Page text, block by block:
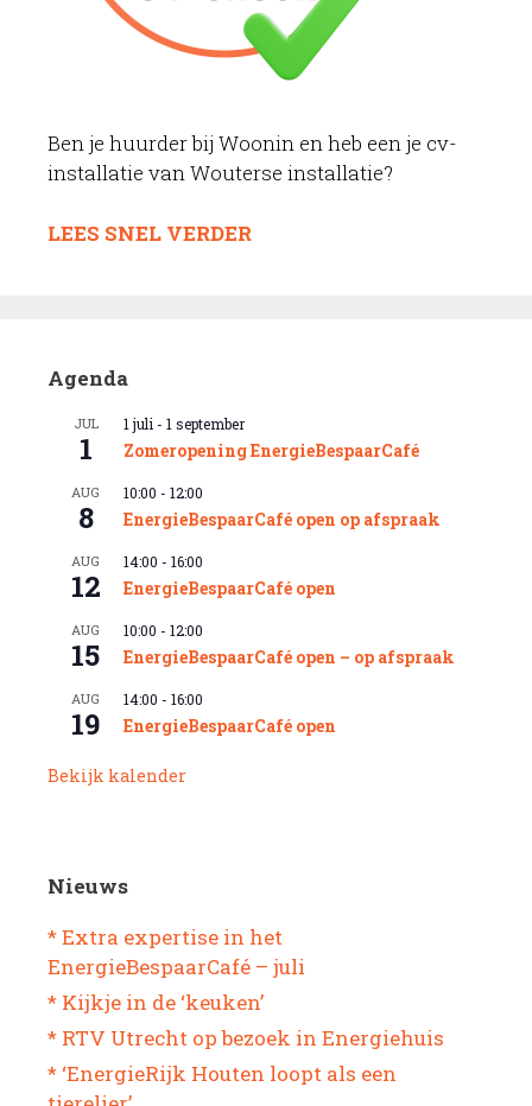
Ben je huurder bij Woonin en heb een je cv-
installatie van Wouterse installatie?
LEES SNEL VERDER
Agenda
JUL
1
1 juli - 1 september
Zomeropening EnergieBespaarCafé
AUG
8
10:00 - 12:00
EnergieBespaarCafé open op afspraak
AUG
12
14:00 - 16:00
EnergieBespaarCafé open
AUG
15
10:00 - 12:00
EnergieBespaarCafé open – op afspraak
AUG
19
14:00 - 16:00
EnergieBespaarCafé open
Bekijk kalender
Nieuws
* Extra expertise in het
EnergieBespaarCafé – juli
* Kijkje in de ‘keuken’
* RTV Utrecht op bezoek in Energiehuis
* ‘EnergieRijk Houten loopt als een